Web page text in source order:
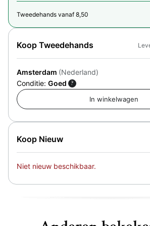
Tweedehands vanaf 8,50
Koop Tweedehands
Amsterdam (Nederland)
Conditie: Goed ?
Koop Nieuw
Niet nieuw beschikbaar.